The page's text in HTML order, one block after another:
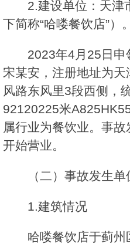
2.建设单位：天津
下简称“哈喽餐饮店”）。
2023年4月25日申
宋某安，注册地址为
风路东风里3段西侧，
92120225米
属行业为餐饮业。事
开始营业。
（二）事故发生
1.建筑情况
哈喽餐饮店于蓟